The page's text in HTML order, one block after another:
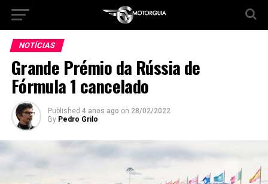
NOTÍCIAS
Grande Prémio da Rússia de
Fórmula 1 cancelado
Published 4 anos ago on 28/02/2022
By Pedro Grilo